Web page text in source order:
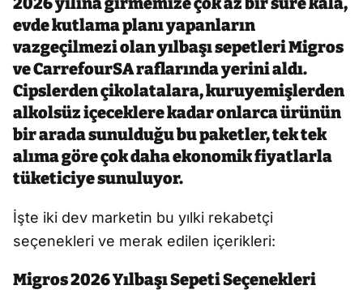
evde kutlama planı yapanların
vazgeçilmezi olan yılbaşı sepetleri Migros
ve CarrefourSA raflarında yerini aldı.
Cipslerden çikolatalara, kuruyemişlerden
alkolsüz içeceklere kadar onlarca ürünün
bir arada sunulduğu bu paketler, tek tek
alıma göre çok daha ekonomik fiyatlarla
tüketiciye sunuluyor.
İşte iki dev marketin bu yılki rekabetçi
seçenekleri ve merak edilen içerikleri:
Migros 2026 Yılbaşı Sepeti Seçenekleri